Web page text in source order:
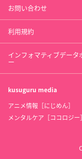
お問い合わせ
利用規約
インフォマティブデータ
ー
kusuguru media
アニメ情報［にじめん］
メンタルケア［ココロジー］